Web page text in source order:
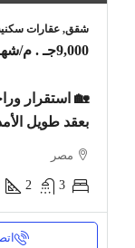
شقق, عقارات
9,000جـ . م /
🏡 استقرار
بعقد طويل
مصر
3
2